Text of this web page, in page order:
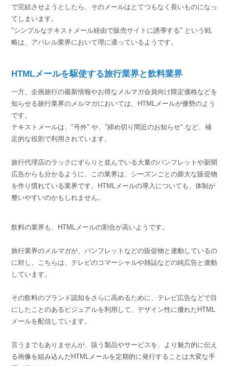
で完結させようとしたら、そのメールはとてつもなく長いものになっ
てしまいます。
"シンプルなテキストメール経由で販売サイトに誘導する" という戦
略は、アパレル業界において理に適っているようです。
HTMLメールを駆使する旅行業界と飲料業界
一方、企画旅行の最新情報やお得なメルマガ会員向け限定価格などを
知らせる旅行業界のメルマガにおいては、HTMLメールが優勢のよう
です。
テキストメールは、"号外" や、"締め切り間近のお知らせ" など、補
足的な役割で利用されています。
旅行代理店のラックにずらりと並んでいる大量のパンフレットや新聞
広告からも分かるように、この業界は、シーズンごとの膨大な販促物
を作り慣れている業界です。HTMLメールの導入についても、体制が
整いやすいのかもしれません。
飲料の業界も、HTMLメールの割合が高いようです。
旅行業界のメルマガが、パンフレットなどの販促物と連動しているの
に対し、こちらは、テレビのコマーシャルや雑誌などの純広告と連動
しています。
その飲料のブランド認知をさらに高めるために、テレビ広告などで目
にしたことのあるビジュアルを利用して、デザイン性に優れたHTML
メールを配信しています。
言うまでもありませんが、扱う製品やサービスを、より魅力的に伝え
る画像を組み込んだHTMLメールを定期的に発行することは大変な手